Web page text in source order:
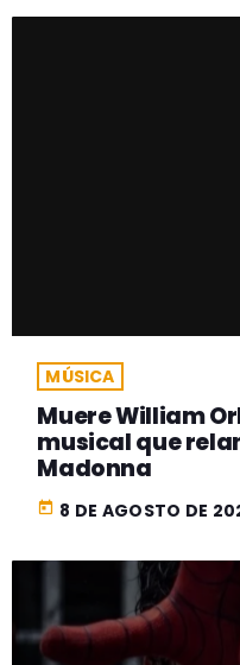
MÚSICA
Muere William
musical que
Madonna
today 8 DE AGOSTO DE